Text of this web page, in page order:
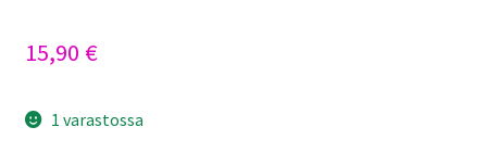
15,90 €
1 varastossa